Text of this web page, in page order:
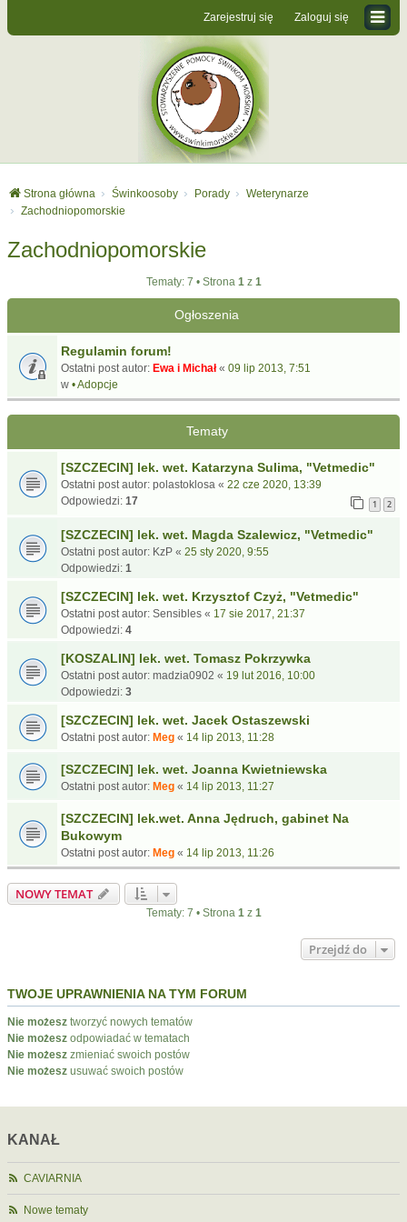
Zaloguj się
Zarejestruj się
Strona główna Świnkoosoby Porady
Weterynarze
Zachodniopomorskie
Zachodniopomorskie
Tematy: 7 • Strona 1z 1
Ogłoszenia
Regulamin forum!
Ostatni post autor: Ewa i Michał« 09 lip 2013, 7:51
w • Adopcje
Tematy
[SZCZECIN] lek. wet. Katarzyna Sulima, "Vetmedic"
Ostatni post autor: polastoklosa « 22 cze 2020, 13:39
Odpowiedzi: 17 1 2
[SZCZECIN] lek. wet. Magda Szalewicz, "Vetmedic"
Ostatni post autor: KzP « 25 sty 2020, 9:55
Odpowiedzi: 1
[SZCZECIN] lek. wet. Krzysztof Czyż, "Vetmedic"
Ostatni post autor: Sensibles « 17 sie 2017, 21:37
Odpowiedzi: 4
[KOSZALIN] lek. wet. Tomasz Pokrzywka
Ostatni post autor: madzia0902 « 19 lut 2016, 10:00
Odpowiedzi: 3
[SZCZECIN] lek. wet. Jacek Ostaszewski
Ostatni post autor: Meg « 14 lip 2013, 11:28
[SZCZECIN] lek. wet. Joanna Kwietniewska
Ostatni post autor: Meg « 14 lip 2013, 11:27
[SZCZECIN] lek.wet. Anna Jędruch, gabinet Na
Bukowym
Ostatni post autor: Meg « 14 lip 2013, 11:26
NOWY TEMAT
Tematy: 7 • Strona 1z 1
Przejdź do
TWOJE UPRAWNIENIA NA TYM FORUM
Nie możesz tworzyć nowych tematów
Nie możesz odpowiadać w tematach
Nie możesz zmieniać swoich postów
Nie możesz usuwać swoich postów
KANAŁ
CAVIARNIA
Nowe tematy